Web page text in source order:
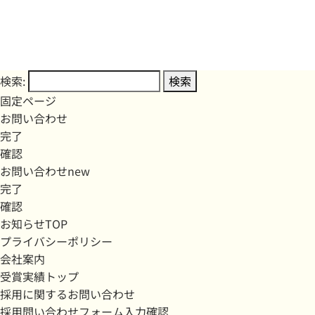
検索:
固定ページ
お問い合わせ
完了
確認
お問い合わせnew
完了
確認
お知らせTOP
プライバシーポリシー
会社案内
受賞実績トップ
採用に関するお問い合わせ
採用問い合わせフォーム入力確認